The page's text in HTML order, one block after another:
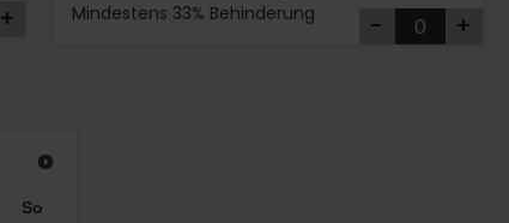
+ Mindestens 33% Behinderung - +
So